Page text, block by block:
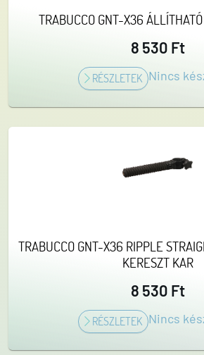
TRABUCCO GNT-X36
8 530 Ft
RÉSZLETEK Nincs
TRABUCCO GNT-X36 RIPPLE
KERESZT KAR
8 530 Ft
RÉSZLETEK Nincs